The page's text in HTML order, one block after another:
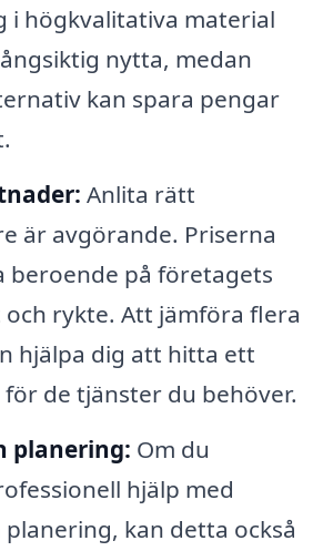
i högkvalitativa material
nytta, medan
kan spara pengar
Anlita rätt
är avgörande. Priserna
beroende på företagets
rykte. Att jämföra flera
hjälpa dig att hitta ett
de tjänster du behöver.
planering: Om du
hjälp med
planering, kan detta också